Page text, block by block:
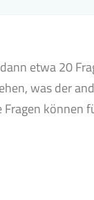
etwa 20
was der
können